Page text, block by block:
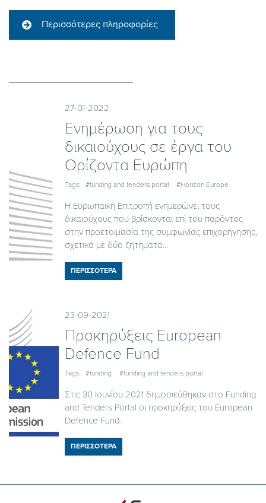
Περισσότερες πληροφορίες
27-01-2022
Ενημέρωση για τους
δικαιούχους σε έργα του
Ορίζοντα Ευρώπη
Tags: #funding and tenders portal #Horizon Europe
Η Ευρωπαϊκή Επιτροπή ενημερώνει τους
δικαιούχους που βρίσκονται επί του παρόντος
στην προετοιμασία της συμφωνίας επιχορήγησης,
σχετικά με δύο ζητήματα...
ΠΕΡΙΣΣΟΤΕΡΑ
23-09-2021
Προκηρύξεις European
Defence Fund
Tags: #funding #funding and tenders portal
Στις 30 Ιουνίου 2021 δημοσιεύθηκαν στο Funding
and Tenders Portal οι προκηρύξεις του European
Defence Fund.
ΠΕΡΙΣΣΟΤΕΡΑ